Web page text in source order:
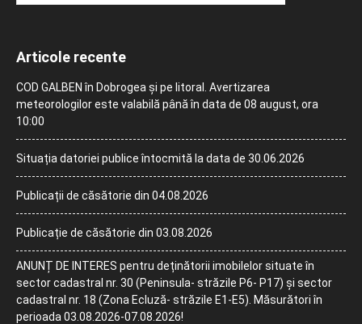
Articole recente
COD GALBEN în Dobrogea și pe litoral. Avertizarea
meteorologilor este valabilă până în data de 08 august, ora
10:00
Situația datoriei publice întocmită la data de 30.06.2026
Publicații de căsătorie din 04.08.2026
Publicație de căsătorie din 03.08.2026
ANUNȚ DE INTERES pentru deținătorii imobilelor situate în
sector cadastral nr. 30 (Peninsula- străzile P6- P17) și sector
cadastral nr. 18 (Zona Ecluză- străzile E1-E5). Măsurători în
perioada 03.08.2026-07.08.2026!